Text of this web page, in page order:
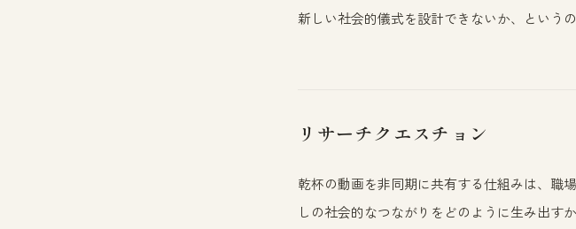
新しい社会的儀式を設計できないか、という
リサーチクエスチョン
乾杯の動画を非同期に共有する仕組みは、職
しの社会的なつながりをどのように生み出すか